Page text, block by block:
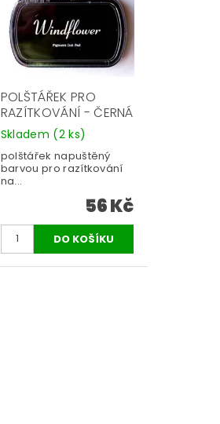
POLŠTÁŘEK PRO
RAZÍTKOVÁNÍ - ČERNÁ
Skladem (2 ks)
polštářek napuštěný
barvou pro razítkování
na...
56 Kč